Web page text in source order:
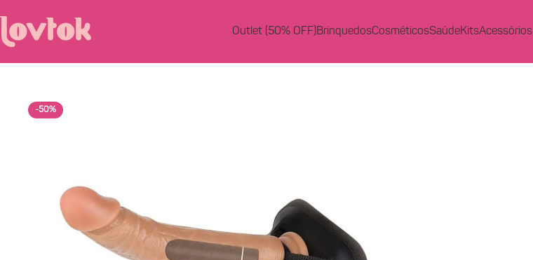
Outlet (50% OFF)BrinquedosCosméticosSaúdeKitsAcessórios
-50%